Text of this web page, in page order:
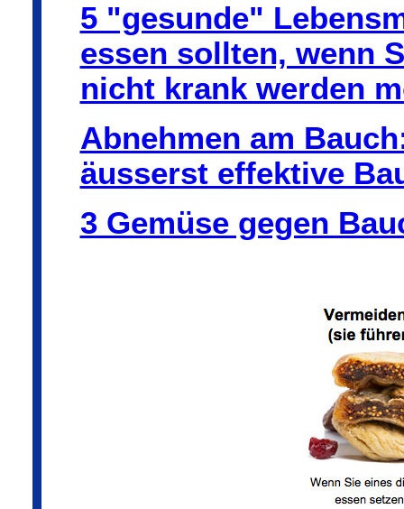
5 "gesunde"
essen sollten, wenn
nicht krank werden
Abnehmen am
äusserst effektive
3 Gemüse gegen